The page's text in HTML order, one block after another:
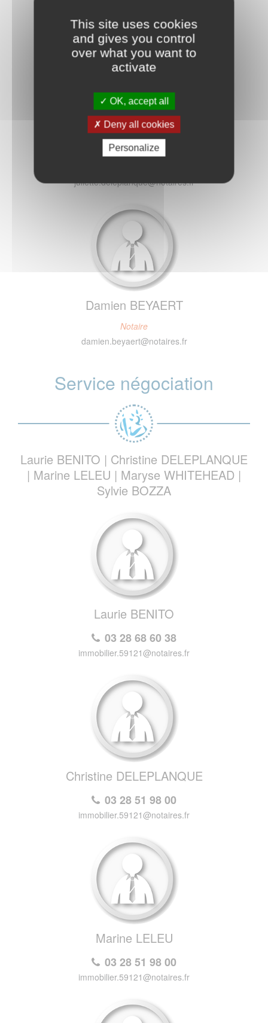
julie.fauquet@notaires.fr
Juliette DELEPLANQUE
juliette.deleplanque@notaires.fr
Damien BEYAERT
Notaire
damien.beyaert@notaires.fr
Service négociation
Laurie BENITO | Christine DELEPLANQUE
| Marine LELEU | Maryse WHITEHEAD |
Sylvie BOZZA
Laurie BENITO
03 28 68 60 38
immobilier.59121@notaires.fr
Christine DELEPLANQUE
03 28 51 98 00
immobilier.59121@notaires.fr
Marine LELEU
03 28 51 98 00
immobilier.59121@notaires.fr
This site uses cookies
and gives you control
over what you want to
activate
OK, accept all
Deny all cookies
Personalize